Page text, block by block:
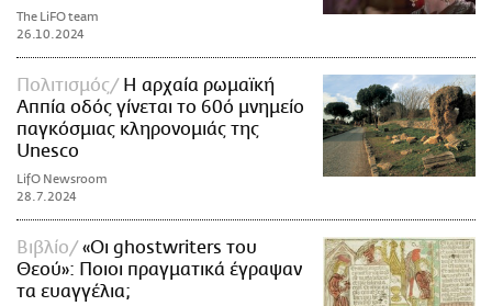
The LiFO team
26.10.2024
Πολιτισμός
Η αρχαία ρωμαϊκή
Αππία οδός γίνεται το 60ό μνημείο
παγκόσμιας κληρονομιάς της
Unesco
LifO Newsroom
28.7.2024
Βιβλίο
«Οι ghostwriters του
Θεού»: Ποιοι πραγματικά έγραψαν
τα ευαγγέλια;